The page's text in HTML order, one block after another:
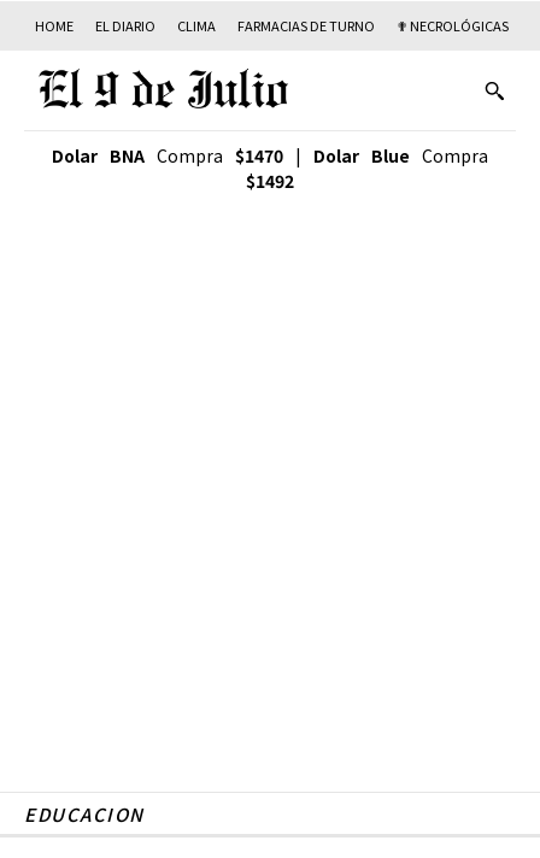
HOME EL DIARIO CLIMA FARMACIAS DE TURNO ✟ NECROLÓGICAS
Dolar BNA Compra $1470 | Dolar Blue Compra
$1492
EDUCACION